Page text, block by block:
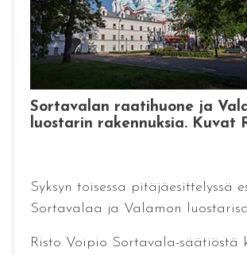
Sortavalan raatihuone ja
luostarin rakennuksia. Kuvat
Syksyn toisessa pitäjäesittelyssä
Sortavalaa ja Valamon
Risto Voipio Sortavala-säätiöstä